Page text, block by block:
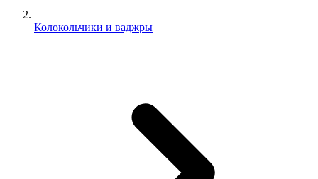
Колокольчики и ваджры